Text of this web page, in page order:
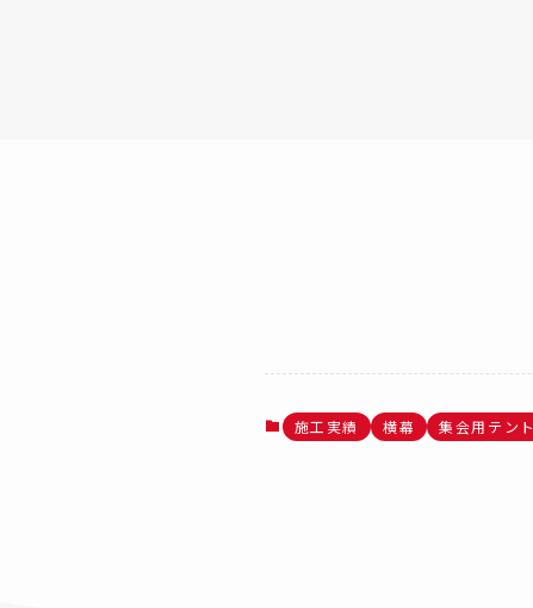
施工実績 横幕 集会用テント